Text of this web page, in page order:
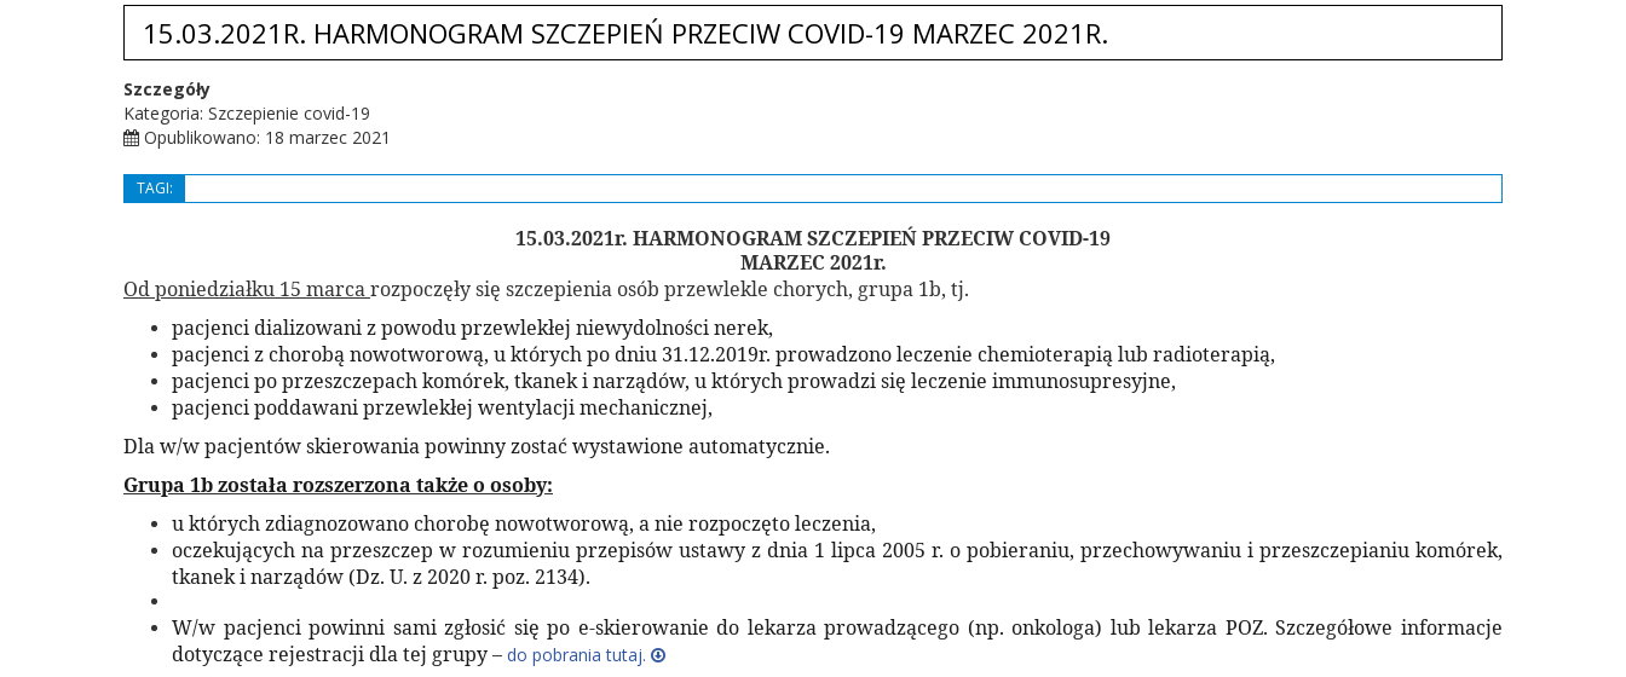
15.03.2021R. HARMONOGRAM SZCZEPIEŃ PRZECIW COVID-19 MARZEC 2021R.
Szczegóły
Kategoria: Szczepienie covid-19
Opublikowano: 18 marzec 2021
TAGI:
15.03.2021r. HARMONOGRAM SZCZEPIEŃ PRZECIW COVID-19
MARZEC 2021r.
Od poniedziałku 15 marcarozpoczęły się szczepienia osób przewlekle chorych, grupa 1b, tj.
pacjenci dializowani z powodu przewlekłej niewydolności nerek,
pacjenci z chorobą nowotworową, u których po dniu 31.12.2019r. prowadzono leczenie chemioterapią lub radioterapią,
pacjenci po przeszczepach komórek, tkanek i narządów, u których prowadzi się leczenie immunosupresyjne,
pacjenci poddawani przewlekłej wentylacji mechanicznej,
Dla w/w pacjentów skierowania powinny zostać wystawione automatycznie.
Grupa 1b została rozszerzona także o osoby:
u których zdiagnozowano chorobę nowotworową, a nie rozpoczęto leczenia,
oczekujących na przeszczep w rozumieniu przepisów ustawy z dnia 1 lipca 2005 r. o pobieraniu, przechowywaniu i przeszczepianiu komórek,
tkanek i narządów (Dz. U. z 2020 r. poz. 2134).
W/w pacjenci powinni sami zgłosić się po e-skierowanie do lekarza prowadzącego (np. onkologa) lub lekarza POZ. Szczegółowe informacje
dotyczące rejestracji dla tej grupy – do pobrania tutaj.